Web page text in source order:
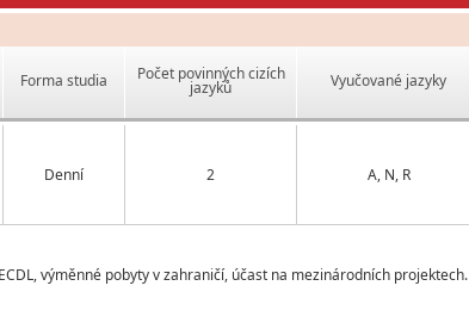
Forma studia Počet povinných cizích
jazyků Vyučované jazyky
Denní 2 A, N, R
výměnné pobyty v zahraničí, účast na mezinárodních projektech.